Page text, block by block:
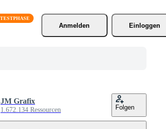
Anmelden
Einloggen
JM Grafix
1.672.134 Ressourcen Folgen